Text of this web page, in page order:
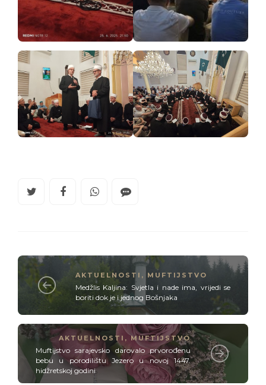
AKTUELNOSTI , MUFTIJSTVO
Medžlis Kaljina: Svjetla i nade ima, vrijedi se
boriti dok je i jednog Bošnjaka
AKTUELNOSTI , MUFTIJSTVO
Muftijstvo sarajevsko darovalo prvorođenu
bebu u porodilištu Jezero u novoj 1447.
hidžretskoj godini